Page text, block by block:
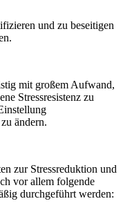
und zu beseitigen
mit großem Aufwand,
Stressresistenz zu
ändern.
zur Stressreduktion und
vor allem folgende
durchgeführt werden: